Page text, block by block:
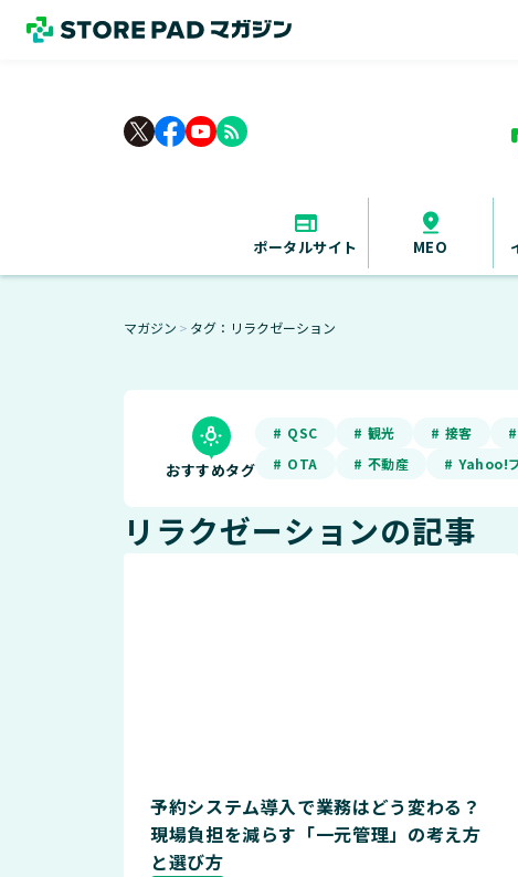
rss_feed
ポータルサイト MEO
マガジン ＞ タグ：リラクゼーション
おすすめタグ
# QSC # 観光 # 接客
# OTA
# 不動産 # Yahoo!
リラクゼーションの記事
予約システム導入で業務はどう変わる？
現場負担を減らす「一元管理」の考え方
と選び方